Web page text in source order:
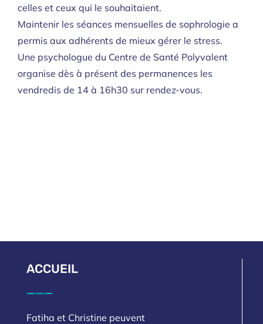
celles et ceux qui le souhaitaient.
Maintenir les séances mensuelles de sophrologie a
permis aux adhérents de mieux gérer le stress.
Une psychologue du Centre de Santé Polyvalent
organise dès à présent des permanences les
vendredis de 14 à 16h30 sur rendez-vous.
ACCUEIL
___
Fatiha et Christine peuvent